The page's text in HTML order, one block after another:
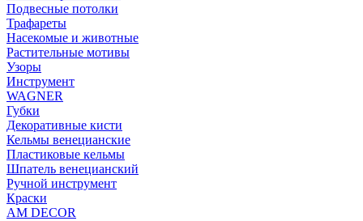
Подвесные потолки
Трафареты
Насекомые и животные
Растительные мотивы
Узоры
Инструмент
WAGNER
Губки
Декоративные кисти
Кельмы венецианские
Пластиковые кельмы
Шпатель венецианский
Ручной инструмент
Краски
AM DECOR